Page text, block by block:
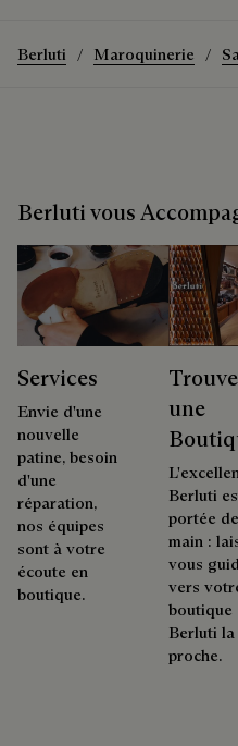
Berluti Maroquinerie
Berluti vous
Services
Envie d'une
nouvelle
patine, besoin
d'une
réparation,
nos équipes
sont à votre
écoute en
boutique.
une
Berluti
portée de
main :
vous
vers
boutique
Berluti la
proche.